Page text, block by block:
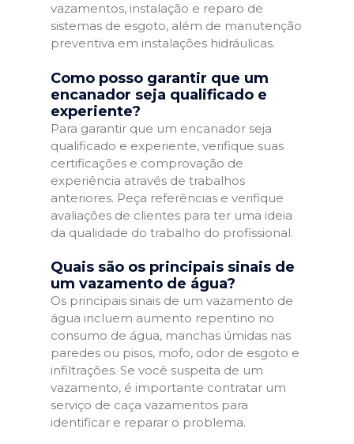
vazamentos, instalação e reparo de
sistemas de esgoto, além de manutenção
preventiva em instalações hidráulicas.
Como posso garantir que um
encanador seja qualificado e
experiente?
Para garantir que um encanador seja
qualificado e experiente, verifique suas
certificações e comprovação de
experiência através de trabalhos
anteriores. Peça referências e verifique
avaliações de clientes para ter uma ideia
da qualidade do trabalho do profissional.
Quais são os principais sinais de
um vazamento de água?
Os principais sinais de um vazamento de
água incluem aumento repentino no
consumo de água, manchas úmidas nas
paredes ou pisos, mofo, odor de esgoto e
infiltrações. Se você suspeita de um
vazamento, é importante contratar um
serviço de caça vazamentos para
identificar e reparar o problema.